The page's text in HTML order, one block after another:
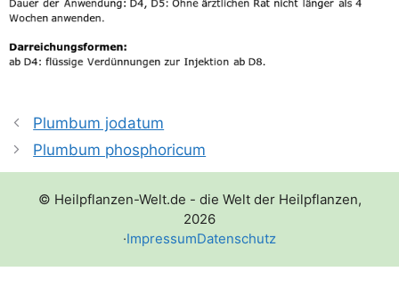
Plumbum jodatum
Plumbum phosphoricum
© Heilpflanzen-Welt.de - die Welt der Heilpflanzen,
2026
·ImpressumDatenschutz